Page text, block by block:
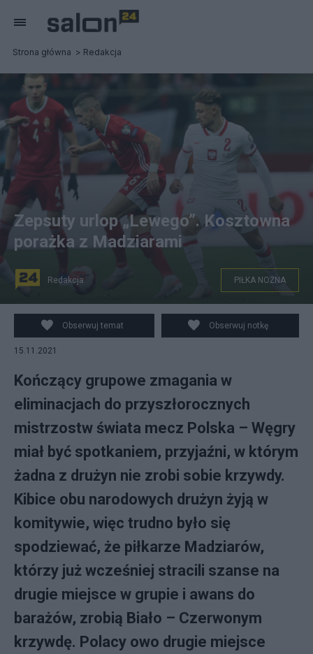
Strona główna Redakcja
Mecz Polska-Węgry. fot. PAP/Leszek Szymański
Zepsuty urlop „Lewego”. Kosztowna
porażka z Madziarami
Redakcja PIŁKA NOŻNA
Obserwuj temat Obserwuj notkę
15.11.2021
Kończący grupowe zmagania w
eliminacjach do przyszłorocznych
mistrzostw świata mecz Polska – Węgry
miał być spotkaniem, przyjaźni, w którym
żadna z drużyn nie zrobi sobie krzywdy.
Kibice obu narodowych drużyn żyją w
komitywie, więc trudno było się
spodziewać, że piłkarze Madziarów,
którzy już wcześniej stracili szanse na
drugie miejsce w grupie i awans do
barażów, zrobią Biało – Czerwonym
krzywdę. Polacy owo drugie miejsce